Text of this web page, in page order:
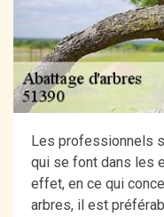
Les professionnels
qui se font dans les
effet, en ce qui
arbres, il est